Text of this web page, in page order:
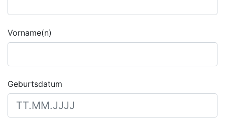
Vorname(n)
Geburtsdatum